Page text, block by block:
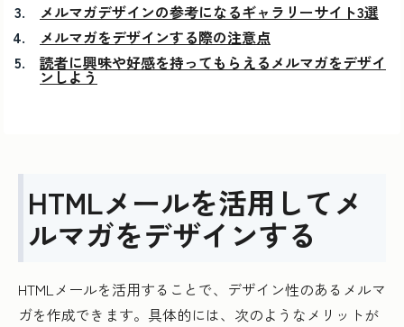
メルマガデザインの参考になるギャラリーサイト3選
メルマガをデザインする際の注意点
読者に興味や好感を持ってもらえるメルマガをデザイ
ンしよう
HTMLメールを活用してメ
ルマガをデザインする
HTMLメールを活用することで、デザイン性のあるメルマ
ガを作成できます。具体的には、次のようなメリットが